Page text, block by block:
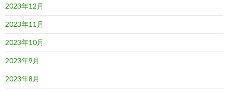
2023年12月
2023年11月
2023年10月
2023年9月
2023年8月